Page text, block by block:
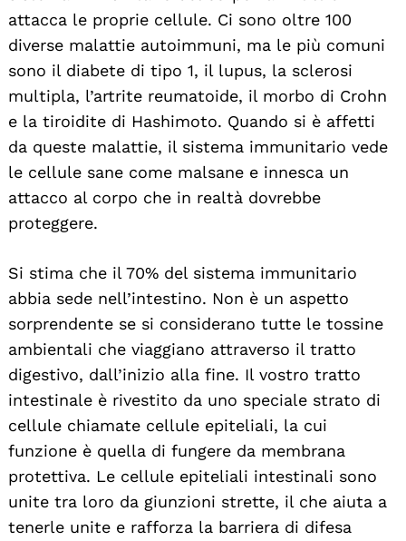
attacca le proprie cellule. Ci sono oltre 100
diverse malattie autoimmuni, ma le più comuni
sono il diabete di tipo 1, il lupus, la sclerosi
multipla, l’artrite reumatoide, il morbo di Crohn
e la tiroidite di Hashimoto. Quando si è affetti
da queste malattie, il sistema immunitario vede
le cellule sane come malsane e innesca un
attacco al corpo che in realtà dovrebbe
proteggere.
Si stima che il 70% del sistema immunitario
abbia sede nell’intestino. Non è un aspetto
sorprendente se si considerano tutte le tossine
ambientali che viaggiano attraverso il tratto
digestivo, dall’inizio alla fine. Il vostro tratto
intestinale è rivestito da uno speciale strato di
cellule chiamate cellule epiteliali, la cui
funzione è quella di fungere da membrana
protettiva. Le cellule epiteliali intestinali sono
unite tra loro da giunzioni strette, il che aiuta a
tenerle unite e rafforza la barriera di difesa